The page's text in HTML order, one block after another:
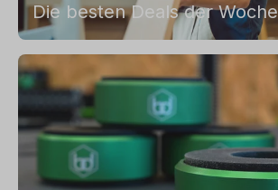
Die besten Deals der Woche